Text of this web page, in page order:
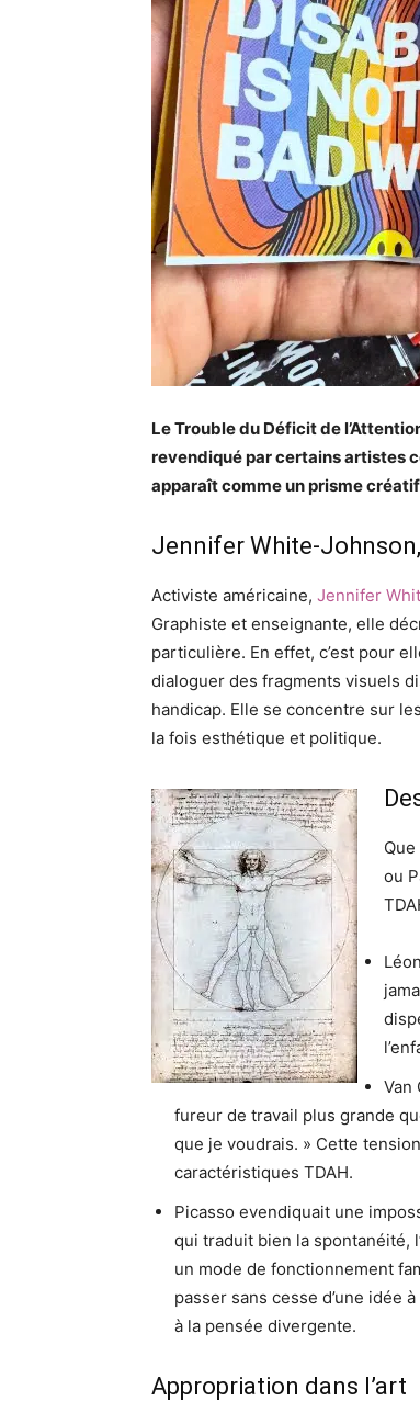
Le Trouble du Déficit de
revendiqué par certains artistes
apparaît comme un prisme
Jennifer White-
Activiste américaine, Jennifer
Graphiste et enseignante, elle
particulière. En effet, c’est pour
dialoguer des fragments visuels
handicap. Elle se concentre sur
la fois esthétique et politique.
ou
Van
fureur de travail plus grande
que je voudrais. » Cette
caractéristiques TDAH.
Picasso evendiquait une
qui traduit bien la spontanéité,
un mode de fonctionnement
passer sans cesse d’une idée
à la pensée divergente.
Appropriation dans l’art